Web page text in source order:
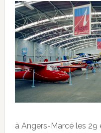
à Angers-Marcé les 29